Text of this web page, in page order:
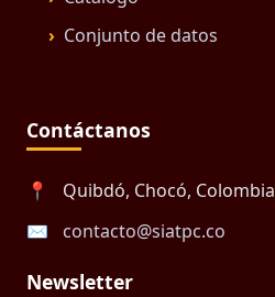
Conjunto de datos
Contáctanos
📍
Quibdó, Chocó, Colombia
✉️
contacto@siatpc.co
Newsletter